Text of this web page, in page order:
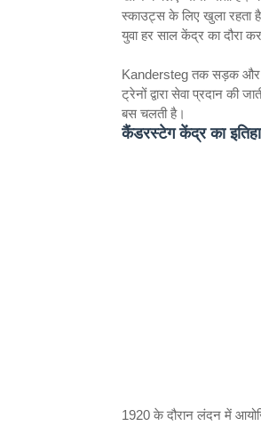
स्काउट्स के लिए खुला रहता
युवा हर साल केंद्र का दौरा
Kandersteg तक सड़क और
ट्रेनों द्वारा सेवा प्रदान की
बस चलती है।
कैंडरस्टेग केंद्र का
1920 के दौरान लंदन में